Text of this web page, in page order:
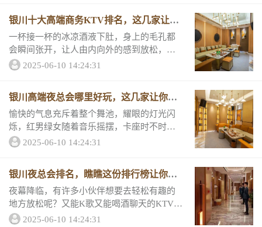
银川十大高端商务KTV排名，这几家让你
迷
一杯接一杯的冰凉酒液下肚，身上的毛孔都
会瞬间张开，让人由内向外的感到放松，跳
进舞池和性感美女贴身热舞，寂寞的夜晚怎
一、银川...
2025-06-10 14:24:31
银川高端夜总会哪里好玩，这几家让你赞
不绝
愉快的气息充斥着整个舞池，耀眼的灯光闪
烁，红男绿女随着音乐摇摆，卡座时不时传
出几句行酒令，这就是来到银川最放松好玩
2025-06-10 14:24:31
银川夜总会排名，瞧瞧这份排行榜让你一
目了
夜幕降临，有许多小伙伴想要去轻松有趣的
地方放松呢？又能K歌又能喝酒聊天的KTV当
然是最佳选择啦！走进KTV就能感受到欢快
2025-06-10 14:24:31